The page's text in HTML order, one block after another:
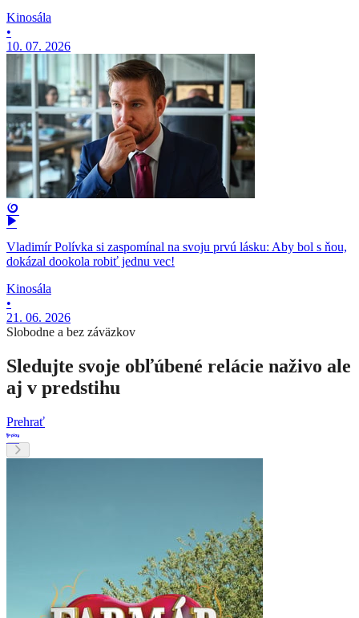
Kinosála
•
10. 07. 2026
Vladimír Polívka si zaspomínal na svoju prvú lásku: Aby bol s ňou,
dokázal dookola robiť jednu vec!
Kinosála
•
21. 06. 2026
Slobodne a bez záväzkov
Sledujte svoje obľúbené relácie naživo ale
aj v predstihu
Prehrať